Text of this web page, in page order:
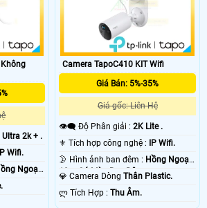
nhiều thương hiệu khác nhau. giá của camera wifi
nhau tuy nhiên với camera wifi chính hãng dịch vụ
cả giá camera. Bạn không thể so sánh camera
wifi được công ty cửa hàng uy tín bán được
lượng sản phẩm , dịch vụ bảo hành và dịch vụ hổ
Ultra 2k + .
Wifi.
Ngoại
Camera TapoC410 KIT Wifi
Giá Bán: 5%-35%
Giá gốc: Liên Hệ
👁️‍🗨 Độ Phân giải :2K Lite .
⚜️ Tích hợp công nghệ : IP Wifi.
🌛 Hình ảnh ban đêm : Hồng Ngoại
10m Có Màu Ban Ðêm.
💎 Camera DòngThân Plastic.
️ლ Tích Hợp :Thu Âm.